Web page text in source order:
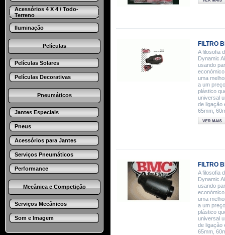
Acessórios 4 X 4 / Todo-
Terreno
Iluminação
Películas
Películas Solares
Películas Decorativas
Pneumáticos
Jantes Especiais
Pneus
Acessórios para Jantes
Serviços Pneumáticos
Performance
Mecânica e Competição
Serviços Mecânicos
Som e Imagem
FILTRO
A filosofia
Dynamic
usando
uma
a um
plástico
universal
de ligação
65mm,
FILTRO
A filosofia
Dynamic
usando
uma
a um
plástico
universal
de ligação
65mm,